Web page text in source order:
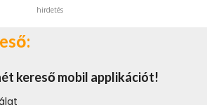
hirdetés
kereső mobil applikációt!